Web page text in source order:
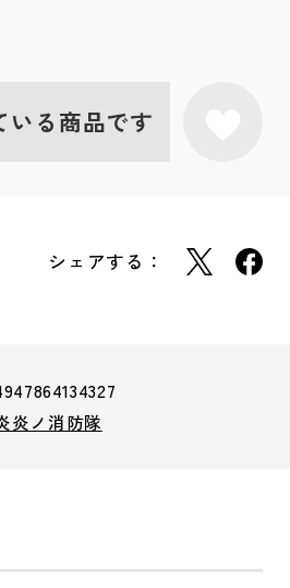
いる商品です
シェアする：
炎ノ消防隊